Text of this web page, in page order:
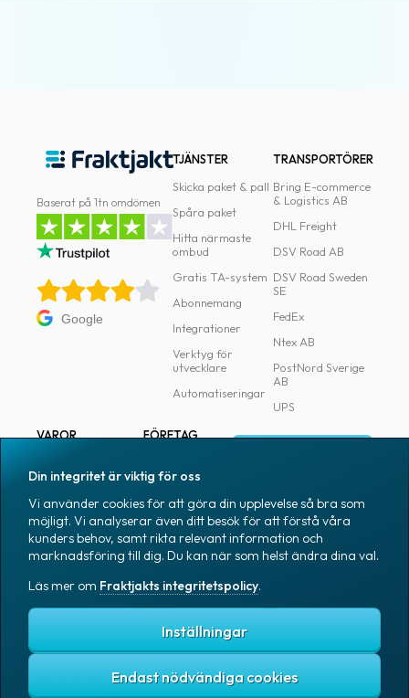
Baserat på 1tn omdömen
Google
TJÄNSTER
Skicka paket & pall
Spåra paket
Hitta närmaste
ombud
Gratis TA-system
Abonnemang
Integrationer
Verktyg för
utvecklare
Automatiseringar
TRANSPORTÖRER
Bring E-commerce
& Logistics AB
DHL Freight
DSV Road AB
DSV Road Sweden
SE
FedEx
Ntex AB
PostNord Sverige
AB
UPS
VAROR
Märkning
Emballage
Emballagetillbehör
Kontorsvaror
FÖRETAG
Pressrum
Medarbetare
Jobb & karriär
Nyhetsarkiv
Blogg
Skapa konto
Fraktjakts integritetspolicy Allmänna villkor
Din integritet är viktig för oss
Vi använder cookies för att göra din upplevelse så bra som
möjligt. Vi analyserar även ditt besök för att förstå våra
kunders behov, samt rikta relevant information och
marknadsföring till dig. Du kan när som helst ändra dina val.
Läs mer om Fraktjakts integritetspolicy.
Inställningar
Endast nödvändiga cookies